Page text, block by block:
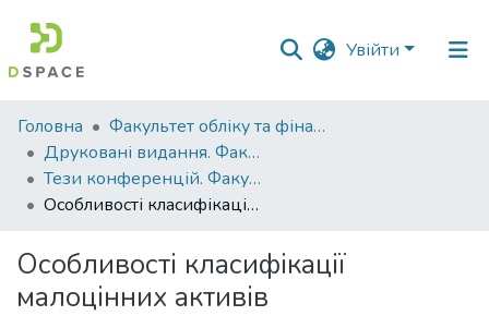
Увійти
Фонди
та
зібрання
Статистика
Головна
Факультет обліку та фінансів
Друковані видання. Факультет обліку та фінансів
Тези конференцій. Факультет обліку та фінансів
Особливості класифікації малоцінних активів
Особливості класифікації
малоцінних активів